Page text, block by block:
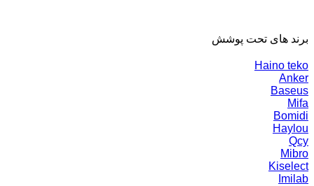
برند های تحت پوشش
Haino teko
Anker
Baseus
Mifa
Bomidi
Haylou
Qcy
Mibro
Kiselect
Imilab